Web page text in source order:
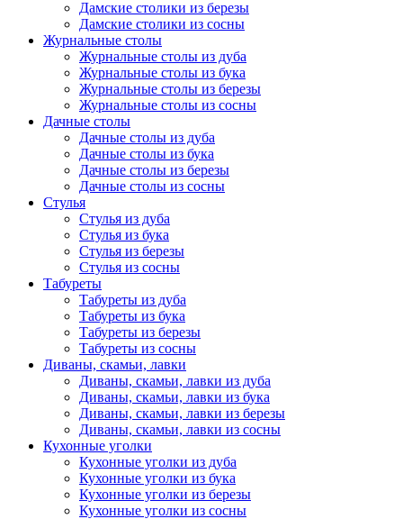
Дамские столики из березы
Дамские столики из сосны
Журнальные столы
Журнальные столы из дуба
Журнальные столы из бука
Журнальные столы из березы
Журнальные столы из сосны
Дачные столы
Дачные столы из дуба
Дачные столы из бука
Дачные столы из березы
Дачные столы из сосны
Стулья
Стулья из дуба
Стулья из бука
Стулья из березы
Стулья из сосны
Табуреты
Табуреты из дуба
Табуреты из бука
Табуреты из березы
Табуреты из сосны
Диваны, скамьи, лавки
Диваны, скамьи, лавки из дуба
Диваны, скамьи, лавки из бука
Диваны, скамьи, лавки из березы
Диваны, скамьи, лавки из сосны
Кухонные уголки
Кухонные уголки из дуба
Кухонные уголки из бука
Кухонные уголки из березы
Кухонные уголки из сосны